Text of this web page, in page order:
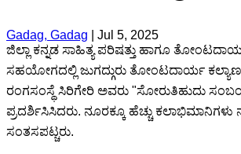
Gadag, Gadag
Jul 5, 2025
ಜಿಲ್ಲಾ ಕನ್ನಡ ಸಾಹಿತ್ಯ ಪರಿಷತ್ತು ಹಾಗೂ
ಸಹಯೋಗದಲ್ಲಿ ಜುಗದ್ಗುರು ತೋಂಟದಾರ್ಯ
ರಂಗಸಂಸ್ಥೆ ಸಿರಿಗೇರಿ ಅವರು "ಸೋರುತಿಹುದು
ಪ್ರದರ್ಶಿಸಿಸಿದರು. ನೂರಕ್ಕೂ ಹೆಚ್ಚು
ಸಂತಸಪಟ್ಚರು.